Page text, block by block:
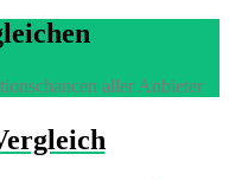
aller Anbieter